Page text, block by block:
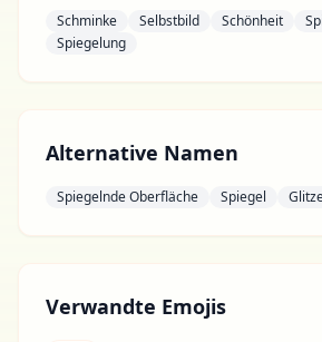
Schminke Selbstbild Schönheit
Spiegelung
Alternative Namen
Spiegelnde Oberfläche Spiegel
Verwandte Emojis